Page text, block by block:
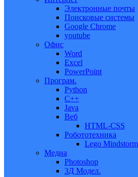
Электронные почты
Поисковые системы
Google Chrome
youtube
Офис
Word
Excel
PowerPoint
Програм.
Python
C++
Java
Веб
HTML-CSS
Робототехника
Lego
Медиа
Photoshop
3Д Модел.